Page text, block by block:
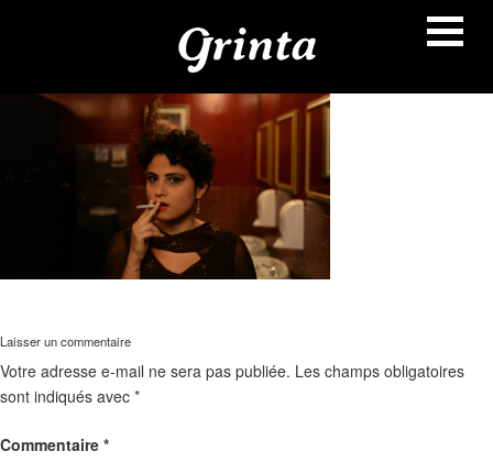
Laisser un commentaire
Votre adresse e-mail ne sera pas publiée. Les champs obligatoires
sont indiqués avec *
Commentaire *